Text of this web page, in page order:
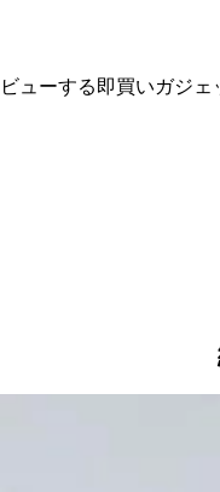
ューする即買いガジ